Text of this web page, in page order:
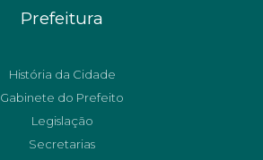
Prefeitura
História da Cidade
Gabinete do Prefeito
Legislação
Secretarias